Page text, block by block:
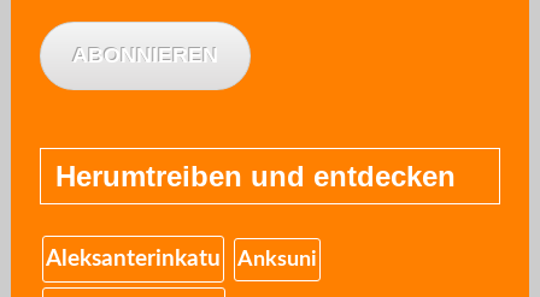
Adresse
ABONNIEREN
Herumtreiben und entdecken
Aleksanterinkatu Anksuni